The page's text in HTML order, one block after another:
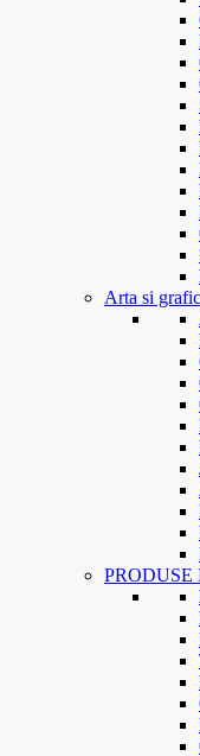
Arta si
PRODUSE